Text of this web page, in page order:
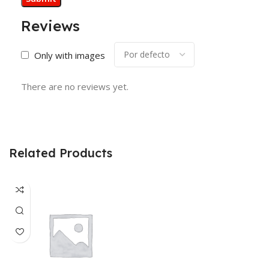
Reviews
Only with images
There are no reviews yet.
Related Products